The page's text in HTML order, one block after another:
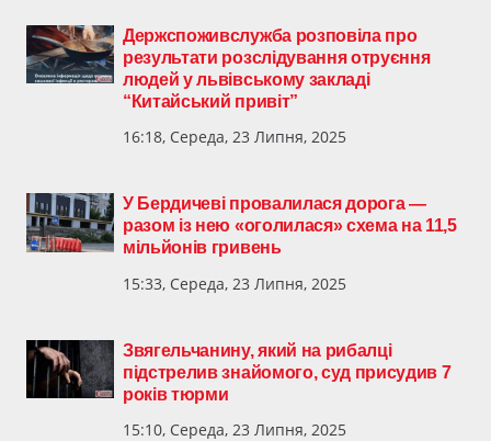
Держспоживслужба розповіла про
результати розслідування отруєння
людей у львівському закладі
“Китайський привіт”
16:18, Середа, 23 Липня, 2025
У Бердичеві провалилася дорога —
разом із нею «оголилася» схема на 11,5
мільйонів гривень
15:33, Середа, 23 Липня, 2025
Звягельчанину, який на рибалці
підстрелив знайомого, суд присудив 7
років тюрми
15:10, Середа, 23 Липня, 2025